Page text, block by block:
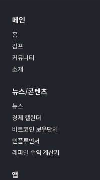
메인
홈
김프
커뮤니티
소개
뉴스/콘텐츠
뉴스
경제 캘린더
비트코인 보유단체
인플루언서
레퍼럴 수익 계산기
앱